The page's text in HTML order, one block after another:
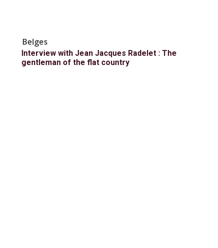
Belges
Interview with Jean Jacques Radelet : The
gentleman of the flat country